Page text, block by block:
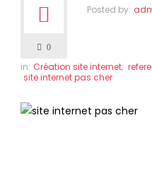
0
Posted by:
in: Création site internet,
site internet pas cher